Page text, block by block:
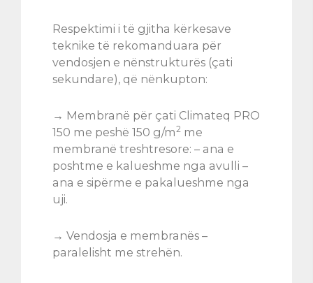
Respektimi i të gjitha kërkesave
teknike të rekomanduara për
vendosjen e nënstrukturës (çati
sekundare), që nënkupton:
→ Membranë për çati Climateq PRO
150 me peshë 150 g/m2me
membranë treshtresore: – ana e
poshtme e kalueshme nga avulli –
ana e sipërme e pakalueshme nga
uji.
→ Vendosja e membranës –
paralelisht me strehën.